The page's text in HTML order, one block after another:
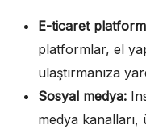
E-ticaret
platformlar, el
ulaştırmanıza
Sosyal medya:
medya